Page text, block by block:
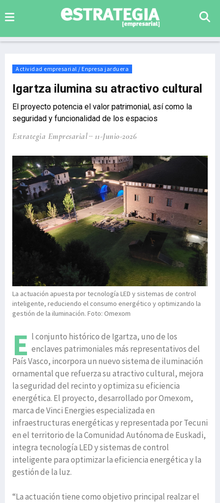
Actividad empresarial / Enpresa jarduera
Igartza ilumina su atractivo cultural
El proyecto potencia el valor patrimonial, así como la
seguridad y funcionalidad de los espacios
Estrategia Empresarial 11-Junio-2026
La actuación apuesta por tecnología LED y sistemas de control
inteligente, reduciendo el consumo energético y optimizando la
gestión de la iluminación. Foto: Omexom
E l conjunto histórico de Igartza, uno de los
enclaves patrimoniales más representativos del
País Vasco, incorpora un nuevo sistema de iluminación
ornamental que refuerza su atractivo cultural, mejora
la seguridad del recinto y optimiza su eficiencia
energética. El proyecto, desarrollado por Omexom,
marca de Vinci Energies especializada en
infraestructuras energéticas y representada por Tecuni
en el territorio de la Comunidad Autónoma de Euskadi,
integra tecnología LED y sistemas de control
inteligente para optimizar la eficiencia energética y la
gestión de la luz.
“La actuación tiene como objetivo principal realzar el